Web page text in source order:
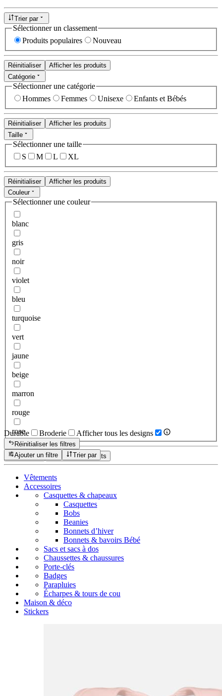
Trier par
Sélectionner un classement
Produits populaires
Nouveau
Réinitialiser
Afficher les produits
Catégorie
Sélectionner une catégorie
Hommes
Femmes Unisexe Enfants et Bébés
Réinitialiser
Afficher les produits
Taille
Sélectionner une taille
S
M L XL
Réinitialiser
Afficher les produits
Couleur
Sélectionner une couleur
blanc
gris
noir
violet
bleu
turquoise
vert
jaune
beige
marron
rouge
rose
Réinitialiser Afficher les produits
Durable Broderie Afficher tous les designs
Réinitialiser les filtres
Ajouter un filtre
Trier par
Vêtements
Accessoires
Casquettes & chapeaux
Casquettes
Bobs
Beanies
Bonnets d’hiver
Bonnets & bavoirs Bébé
Sacs et sacs à dos
Chaussettes & chaussures
Porte-clés
Badges
Parapluies
Écharpes & tours de cou
Maison & déco
Stickers